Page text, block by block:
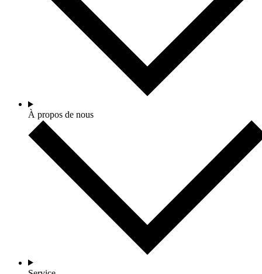
À propos de nous